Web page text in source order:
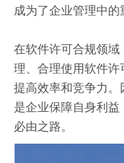
成为了企业管理中的
在软件许可合规领
理、合理使用软件许
提高效率和竞争力
是企业保障自身利
必由之路。